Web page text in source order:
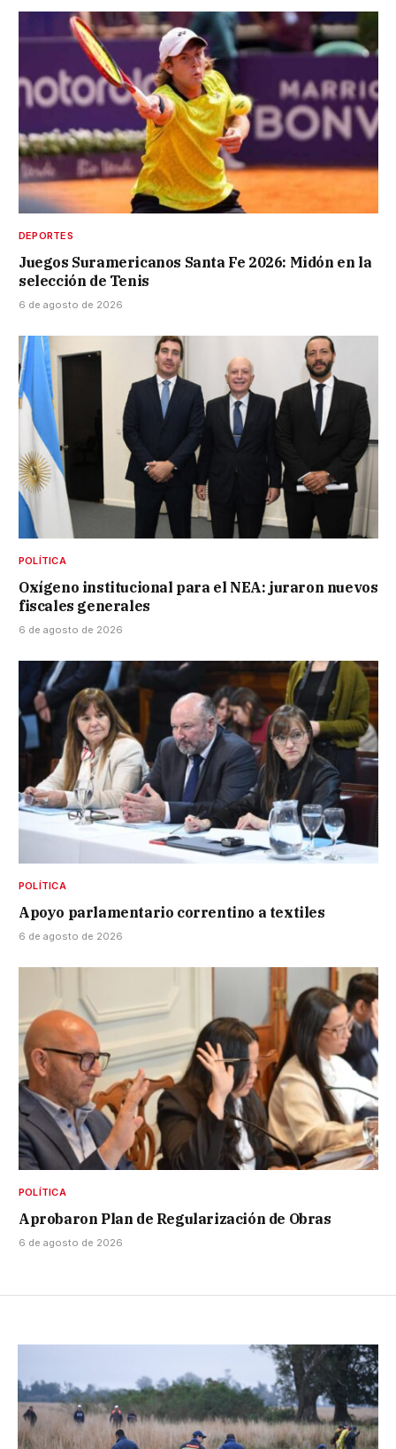
DEPORTES
Juegos Suramericanos Santa Fe 2026: Midón en la
selección de Tenis
6 de agosto de 2026
POLÍTICA
Oxígeno institucional para el NEA: juraron nuevos
fiscales generales
6 de agosto de 2026
POLÍTICA
Apoyo parlamentario correntino a textiles
6 de agosto de 2026
POLÍTICA
Aprobaron Plan de Regularización de Obras
6 de agosto de 2026